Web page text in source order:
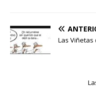
Las Viñetas